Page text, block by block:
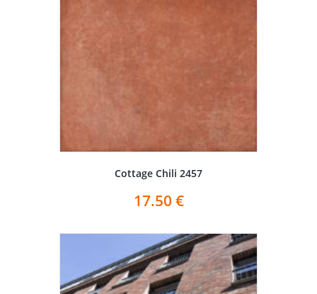
Cottage Chili 2457
17.50 €